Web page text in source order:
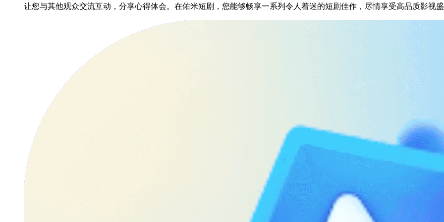
让您与其他观众交流互动，分享心得体会。在佑米短剧，您能够畅享一系列令人着迷的短剧佳作，尽情享受高品质影视